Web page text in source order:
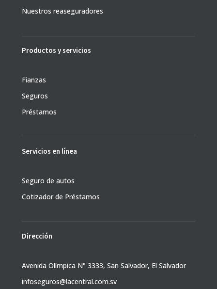
Nuestros reaseguradores
Productos y servicios
Fianzas
Seguros
Préstamos
Servicios en línea
Seguro de autos
Cotizador de Préstamos
Dirección
Avenida Olímpica N° 3333, San Salvador, El Salvador
infoseguros@lacentral.com.sv